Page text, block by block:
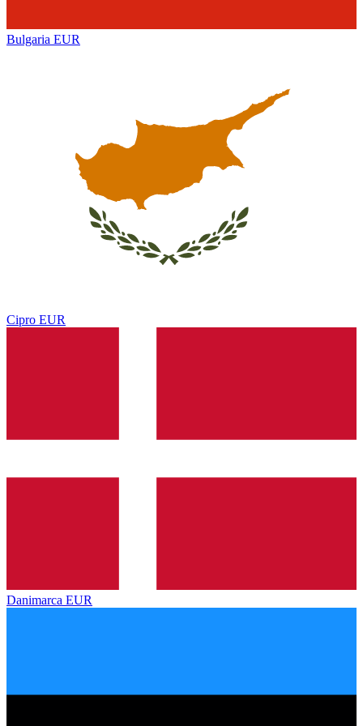
Bulgaria EUR
Cipro EUR
Danimarca EUR